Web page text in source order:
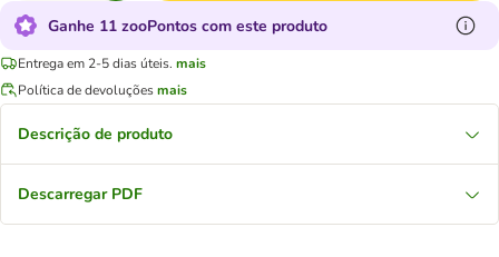
Ganhe 11 zooPontos com este produto
Entrega em 2-5 dias úteis. mais
Política de devoluçõesmais
Descrição de produto
Descarregar PDF